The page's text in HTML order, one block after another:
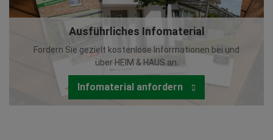
Ausführliches Infomaterial
Fordern Sie gezielt kostenlose Informationen bei und
über HEIM & HAUS an.
Infomaterial anfordern